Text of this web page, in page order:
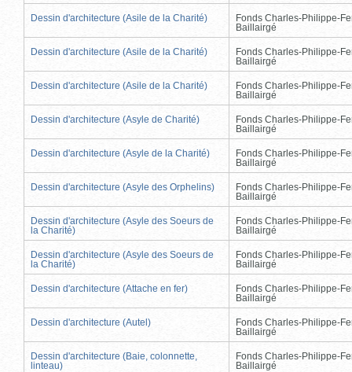
Dessin d'architecture (Asile de la Charité)
Fonds Charles-Philippe-
Baillairgé
Dessin d'architecture (Asile de la Charité)
Fonds Charles-Philippe-
Baillairgé
Dessin d'architecture (Asile de la Charité)
Fonds Charles-Philippe-
Baillairgé
Dessin d'architecture (Asyle de Charité)
Fonds Charles-Philippe-
Baillairgé
Dessin d'architecture (Asyle de la Charité)
Fonds Charles-Philippe-
Baillairgé
Dessin d'architecture (Asyle des Orphelins)
Fonds Charles-Philippe-
Baillairgé
Dessin d'architecture (Asyle des Soeurs de
la Charité)
Fonds Charles-Philippe-
Baillairgé
Dessin d'architecture (Asyle des Soeurs de
la Charité)
Fonds Charles-Philippe-
Baillairgé
Dessin d'architecture (Attache en fer)
Fonds Charles-Philippe-
Baillairgé
Dessin d'architecture (Autel)
Fonds Charles-Philippe-
Baillairgé
Dessin d'architecture (Baie, colonnette,
linteau)
Fonds Charles-Philippe-
Baillairgé